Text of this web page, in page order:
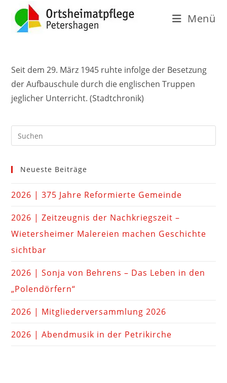
Menü
Seit dem 29. März 1945 ruhte infolge der Besetzung
der Aufbauschule durch die englischen Truppen
jeglicher Unterricht. (Stadtchronik)
Neueste Beiträge
2026 | 375 Jahre Reformierte Gemeinde
2026 | Zeitzeugnis der Nachkriegszeit –
Wietersheimer Malereien machen Geschichte
sichtbar
2026 | Sonja von Behrens – Das Leben in den
„Polendörfern“
2026 | Mitgliederversammlung 2026
2026 | Abendmusik in der Petrikirche